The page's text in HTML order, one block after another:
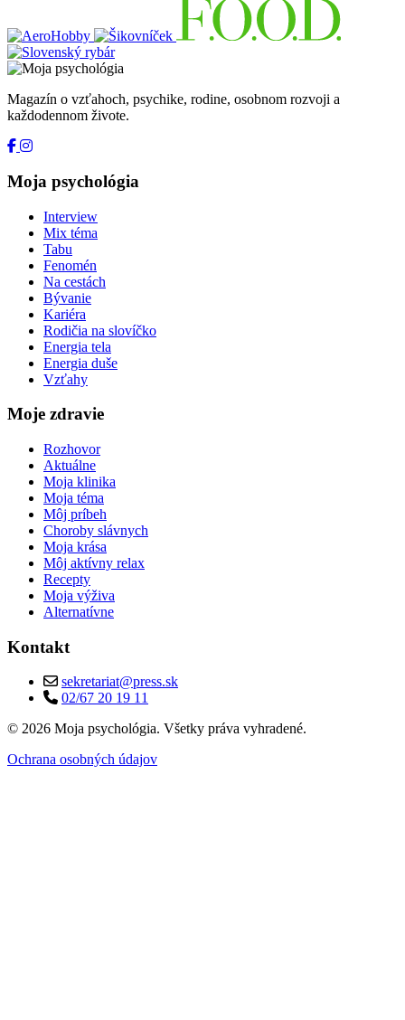
Magazín o vzťahoch, psychike, rodine, osobnom rozvoji a
každodennom živote.
Moja psychológia
Interview
Mix téma
Tabu
Fenomén
Na cestách
Bývanie
Kariéra
Rodičia na slovíčko
Energia tela
Energia duše
Vzťahy
Moje zdravie
Rozhovor
Aktuálne
Moja klinika
Moja téma
Môj príbeh
Choroby slávnych
Moja krása
Môj aktívny relax
Recepty
Moja výživa
Alternatívne
Kontakt
sekretariat@press.sk
02/67 20 19 11
© 2026 Moja psychológia. Všetky práva vyhradené.
Ochrana osobných údajov